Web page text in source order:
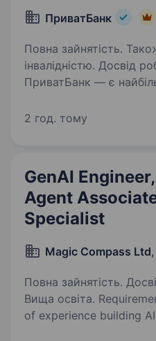
ПриватБанк
Повна зайнятість.
інвалідністю. Досвід
ПриватБанк — є
Займає лідуючі
2 год. тому
GenAI
Agent
Specialist
Magic Compass Ltd
Повна зайнятість.
Вища освіта. Requirements: 1−3 years
of experience building